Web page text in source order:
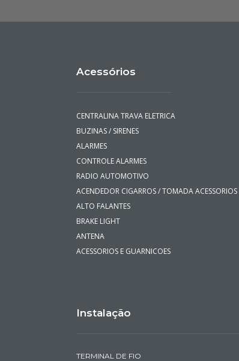
Acessórios
CENTRALINA TRAVA ELETRICA
BUZINAS / SIRENES
ALARMES
CONTROLE ALARMES
RADIO AUTOMOTIVO
ACENDEDOR CIGARROS / TOMADA ACESSORIOS
ALTO FALANTES
BRAKE LIGHT
ANTENA
ACESSORIOS E GUARNICOES
Instalação
TERMINAL DE FIO